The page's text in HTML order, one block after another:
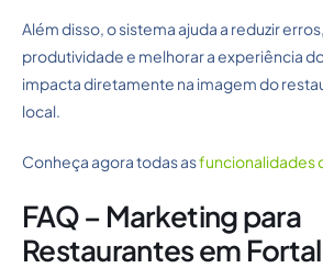
Além disso, o sistema ajuda a reduzir
produtividade e melhorar a experiência
impacta diretamente na imagem do
local.
Conheça agora todas asfuncionalidades
FAQ – Marketing para
Restaurantes em